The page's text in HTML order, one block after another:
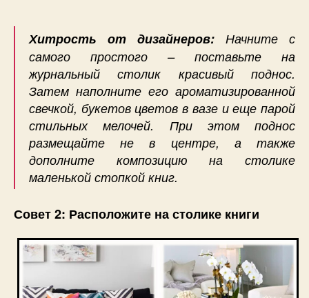
Хитрость от дизайнеров: Начните с
самого простого – поставьте на
журнальный столик красивый поднос.
Затем наполните его ароматизированной
свечкой, букетов цветов в вазе и еще парой
стильных мелочей. При этом поднос
размещайте не в центре, а также
дополните композицию на столике
маленькой стопкой книг.
Совет 2: Расположите на столике книги